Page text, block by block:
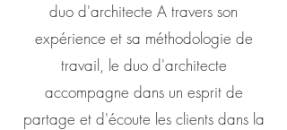
duo d'architecte A travers son
expérience et sa méthodologie de
travail, le duo d'architecte
accompagne dans un esprit de
partage et d'écoute les clients dans la